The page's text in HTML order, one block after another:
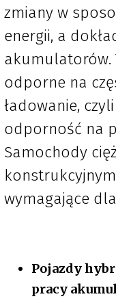
zmiany w
energii, a
akumulatorów.
odporne na
ładowanie,
odporność na
Samochody
wymagające
​Pojazdy
pracy